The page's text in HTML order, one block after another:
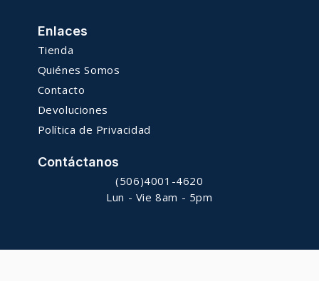
Enlaces
Tienda
Quiénes Somos
Contacto
Devoluciones
Política de Privacidad
Contáctanos
(506)4001-4620
Lun - Vie 8am - 5pm